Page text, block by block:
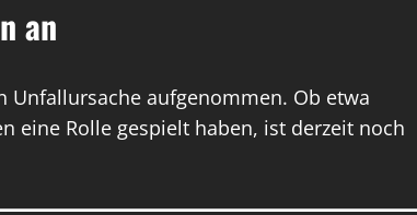
an
Unfallursache aufgenommen. Ob etwa
eine Rolle gespielt haben, ist derzeit noch